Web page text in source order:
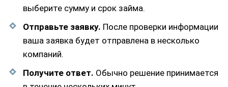
выберите сумму и срок займа.
Отправьте заявку. После проверки информации
ваша заявка будет отправлена в несколько
компаний.
Получите ответ. Обычно решение принимается